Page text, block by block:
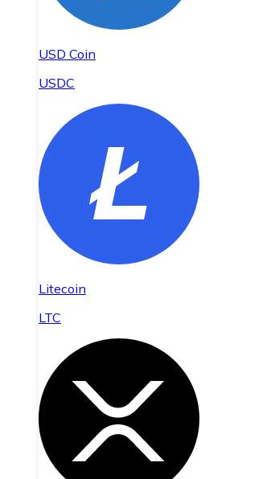
USD Coin
USDC
Litecoin
LTC